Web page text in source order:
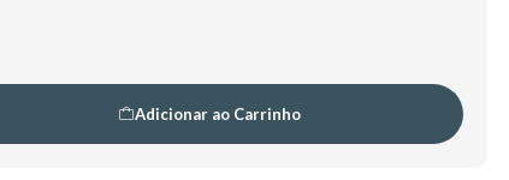
Adicionar ao Carrinho